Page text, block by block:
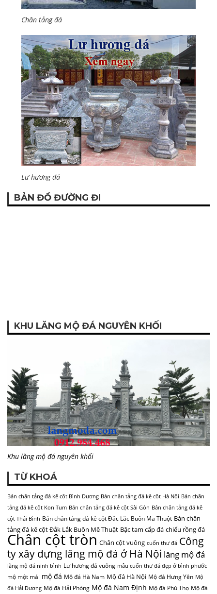
Chân tảng đá
Lư hương đá
BẢN ĐỒ ĐƯỜNG ĐI
KHU LĂNG MỘ ĐÁ NGUYÊN KHỐI
Khu lăng mộ đá nguyên khối
TỪ KHOÁ
Bán chân tảng đá kê cột Bình Dương Bán chân tảng đá kê cột Hà Nội Bán chân
tảng đá kê cột Kon Tum Bán chân tảng đá kê cột Sài Gòn Bán chân tảng đá kê
cột Thái Bình Bán chân tảng đá kê cột Đắc Lắc Buôn Ma Thuột Bán chân
tảng đá kê cột Đắk Lắk Buôn Mê Thuật Bậc tam cấp đá chiếu rồng đá
Chân cột tròn Chân cột vuông cuốn thư đá Công
ty xây dựng lăng mộ đá ở Hà Nội lăng mộ đá
lăng mộ đá ninh bình Lư hương đá vuông mẫu cuốn thư đá đẹp ở bình phước
mộ một mái mộ đá Mộ đá Hà Nam Mộ đá Hà Nội Mộ đá Hưng Yên Mộ
đá Hải Dương Mộ đá Hải Phòng Mộ đá Nam Định Mộ đá Phú Thọ Mộ đá